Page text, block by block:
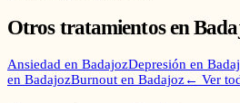
Otros tratamientos en
Ansiedad en BadajozDepresión en
en BadajozBurnout en Badajoz← Ver